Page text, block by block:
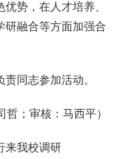
势，在人才培养、
研融合等方面加强合
同志参加活动。
哲；审核：马西平）
来我校调研